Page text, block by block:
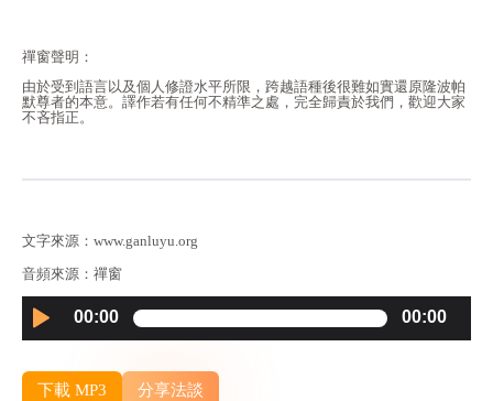
禪窗聲明：
由於受到語言以及個人修證水平所限，跨越語種後很難如實還原隆波帕
默尊者的本意。譯作若有任何不精準之處，完全歸責於我們，歡迎大家
不吝指正。
文字來源：www.ganluyu.org
音頻來源：禪窗
Audio
Player
00:00 00:00
下載 MP3 分享法談